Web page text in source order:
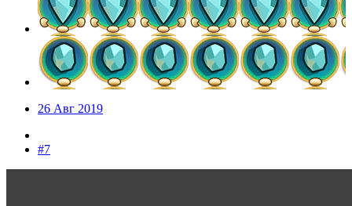
26 Авг 2019
#7